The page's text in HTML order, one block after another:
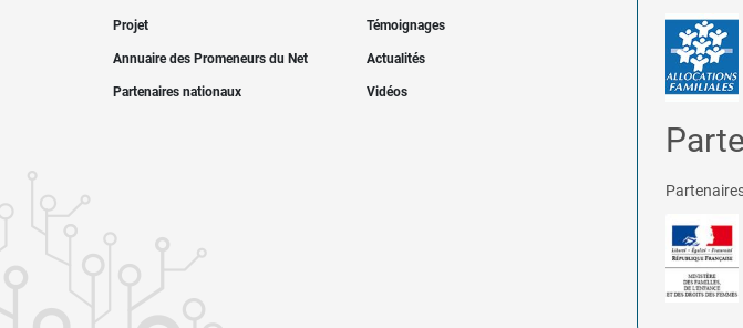
Projet Témoignages
Annuaire des Promeneurs du Net Actualités
Partenaires nationaux Vidéos